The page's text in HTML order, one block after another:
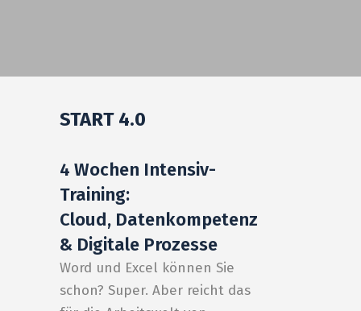
START 4.0
4 Wochen Intensiv-
Training:
Cloud, Datenkompetenz
& Digitale Prozesse
Word und Excel können Sie
schon? Super. Aber reicht das